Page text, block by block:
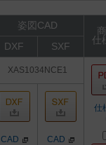
姿図CAD
仕
DXF SXF
XAS1034NCE1
仕
CAD CAD